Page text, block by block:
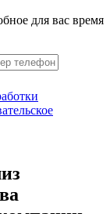
для вас время